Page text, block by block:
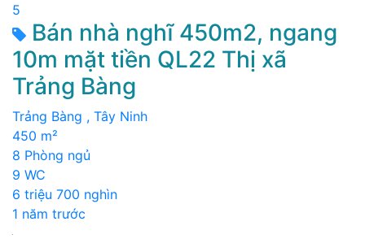
5
Bán nhà nghĩ 450m2, ngang
10m mặt tiền QL22 Thị xã
Trảng Bàng
Trảng Bàng , Tây Ninh
450 m²
8 Phòng ngủ
9 WC
6 triệu 700 nghìn
1 năm trước